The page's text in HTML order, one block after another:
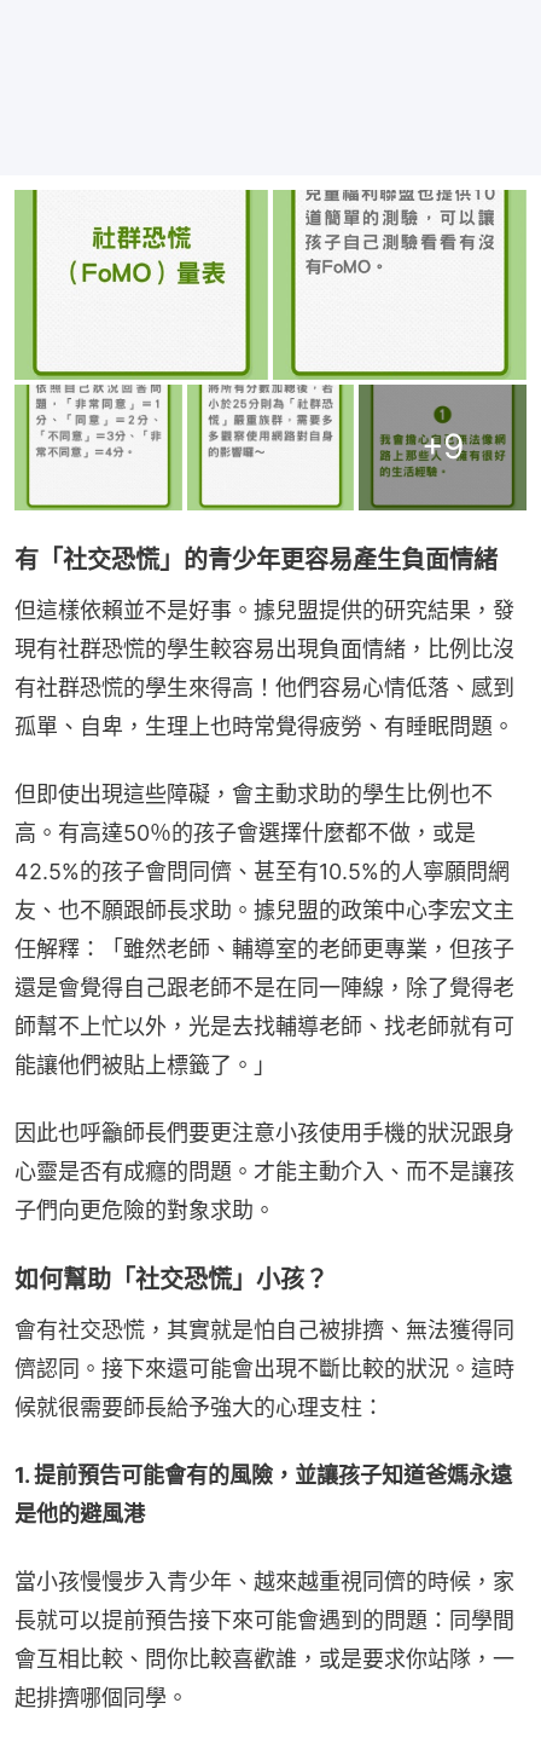
+9
有「社交恐慌」的青少年更容易產生負面情緒
但這樣依賴並不是好事。據兒盟提供的研究結果，發
現有社群恐慌的學生較容易出現負面情緒，比例比沒
有社群恐慌的學生來得高！他們容易心情低落、感到
孤單、自卑，生理上也時常覺得疲勞、有睡眠問題。
但即使出現這些障礙，會主動求助的學生比例也不
高。有高達50％的孩子會選擇什麼都不做，或是
42.5%的孩子會問同儕、甚至有10.5%的人寧願問網
友、也不願跟師長求助。據兒盟的政策中心李宏文主
任解釋：「雖然老師、輔導室的老師更專業，但孩子
還是會覺得自己跟老師不是在同一陣線，除了覺得老
師幫不上忙以外，光是去找輔導老師、找老師就有可
能讓他們被貼上標籤了。」
因此也呼籲師長們要更注意小孩使用手機的狀況跟身
心靈是否有成癮的問題。才能主動介入、而不是讓孩
子們向更危險的對象求助。
如何幫助「社交恐慌」小孩？
會有社交恐慌，其實就是怕自己被排擠、無法獲得同
儕認同。接下來還可能會出現不斷比較的狀況。這時
候就很需要師長給予強大的心理支柱：
1. 提前預告可能會有的風險，並讓孩子知道爸媽永遠
是他的避風港
當小孩慢慢步入青少年、越來越重視同儕的時候，家
長就可以提前預告接下來可能會遇到的問題：同學間
會互相比較、問你比較喜歡誰，或是要求你站隊，一
起排擠哪個同學。